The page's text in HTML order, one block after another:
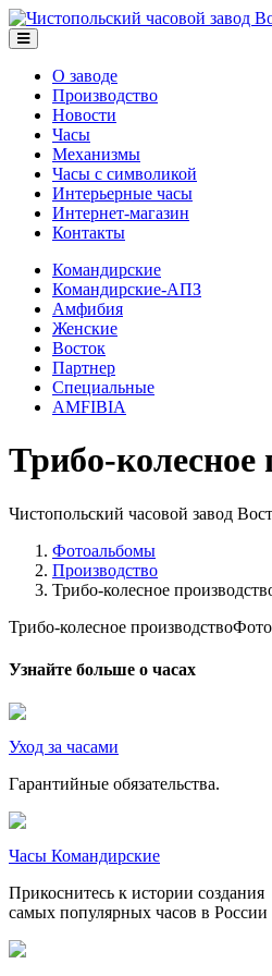
О заводе
Производство
Новости
Часы
Механизмы
Часы с символикой
Интерьерные часы
Интернет-магазин
Контакты
Командирские
Командирские-АПЗ
Амфибия
Женские
Восток
Партнер
Специальные
AMFIBIA
Трибо-колесное
Чистопольский часовой завод
Фотоальбомы
Производство
Трибо-колесное
Трибо-колесное
Узнайте больше о часах
Уход за часами
Гарантийные обязательства.
Часы Командирские
Прикоснитесь к истории создания
самых популярных часов в России